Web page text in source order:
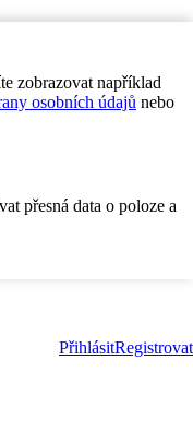
zobrazovat například
osobních údajů nebo
přesná data o poloze a
PřihlásitRegistrovat